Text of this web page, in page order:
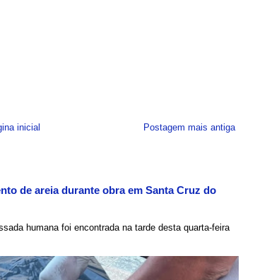
Postagem mais antiga
inicial
de areia durante obra em Santa Cruz do
humana foi encontrada na tarde desta quarta-feira